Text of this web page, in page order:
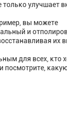
только улучшает
вы можете
и
их
для всех, кто
посмотрите,